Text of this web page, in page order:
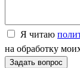
Я читаю
на обработку
Задать вопрос